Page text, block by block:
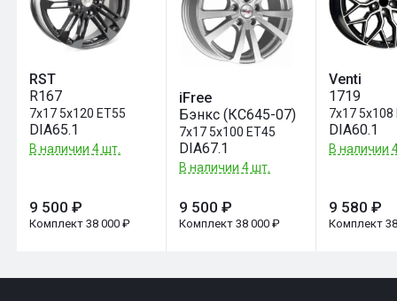
RST
R167
7x17 5x120 ET55
DIA65.1
В наличии 4 шт.
9 500 ₽
Комплект 38 000 ₽
iFree
Бэнкс (КС645-07)
7x17 5x100 ET45
DIA67.1
В наличии 4 шт.
9 500 ₽
Комплект 38 000 ₽
Venti
1719
7x17 5x108
DIA60.1
В наличии
9 580 ₽
Комплект